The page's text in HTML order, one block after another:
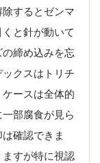
するとゼンマ
と針が動いて
締め込みを忘
クスはトリチ
ースは全体的
部腐食が見ら
確認できま
すが特に視認